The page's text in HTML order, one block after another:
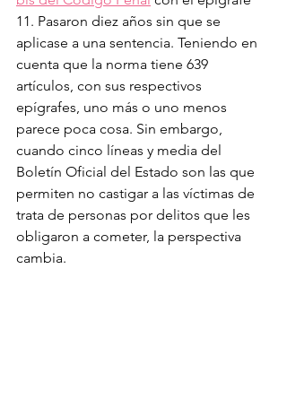
11. Pasaron diez años sin que se
aplicase a una sentencia. Teniendo en
cuenta que la norma tiene 639
artículos, con sus respectivos
epígrafes, uno más o uno menos
parece poca cosa. Sin embargo,
cuando cinco líneas y media del
Boletín Oficial del Estado son las que
permiten no castigar a las víctimas de
trata de personas por delitos que les
obligaron a cometer, la perspectiva
cambia.